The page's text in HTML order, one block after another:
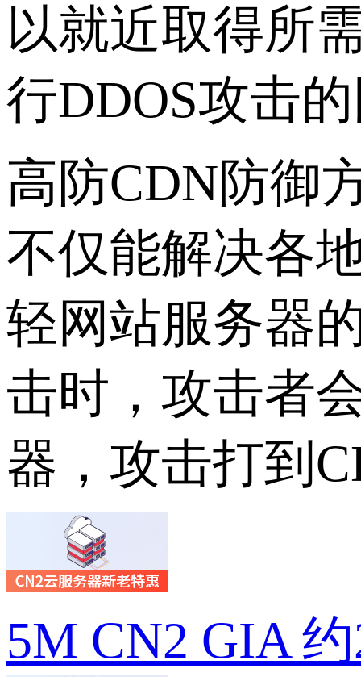
以就近取得所
行DDOS攻击
高防CDN防御
不仅能解决各
轻网站服务器
击时，攻击者
器，攻击打到
5M CN2 GIA